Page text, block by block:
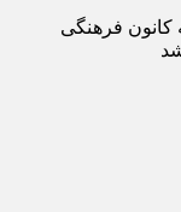
کانون فرهنگی